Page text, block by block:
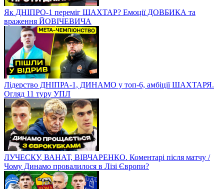
Як ДНІПРО-1 переміг ШАХТАР? Емоції ДОВБИКА та
враження ЙОВІЧЕВИЧА
Лідерство ДНІПРА-1, ДИНАМО у топ-6, амбіції ШАХТАРЯ.
Огляд 11 туру УПЛ
ЛУЧЕСКУ, ВАНАТ, ВІВЧАРЕНКО. Коментарі після матчу /
Чому Динамо провалилося в Лізі Європи?